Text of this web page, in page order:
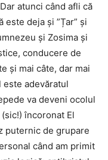
atunci când afli că
deja și ”Țar” și
și Zosima și
conducere de
și mai câte, dar mai
este adevăratul
va deveni ocolul
încoronat El
puternic de grupare
când am primit